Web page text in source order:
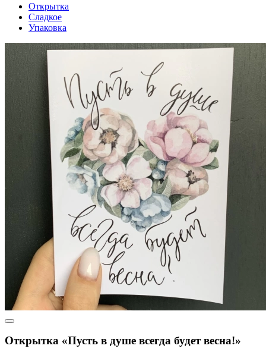
Открытка
Сладкое
Упаковка
Открытка «Пусть в душе всегда будет весна!»